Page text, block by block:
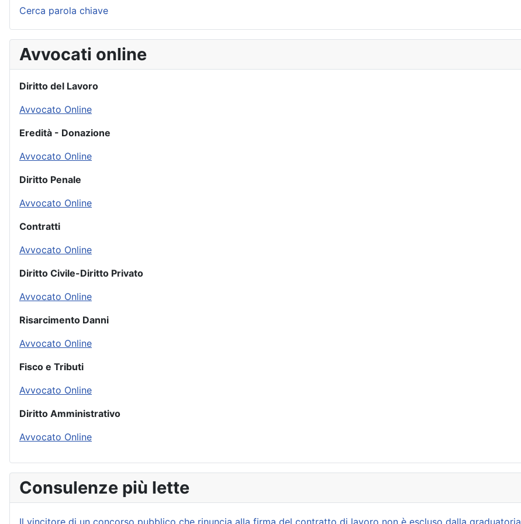
Cerca parola chiave
Avvocati online
Diritto del Lavoro
Avvocato Online
Eredità - Donazione
Avvocato Online
Diritto Penale
Avvocato Online
Contratti
Avvocato Online
Diritto Civile-Diritto Privato
Avvocato Online
Risarcimento Danni
Avvocato Online
Fisco e Tributi
Avvocato Online
Diritto Amministrativo
Avvocato Online
Consulenze più lette